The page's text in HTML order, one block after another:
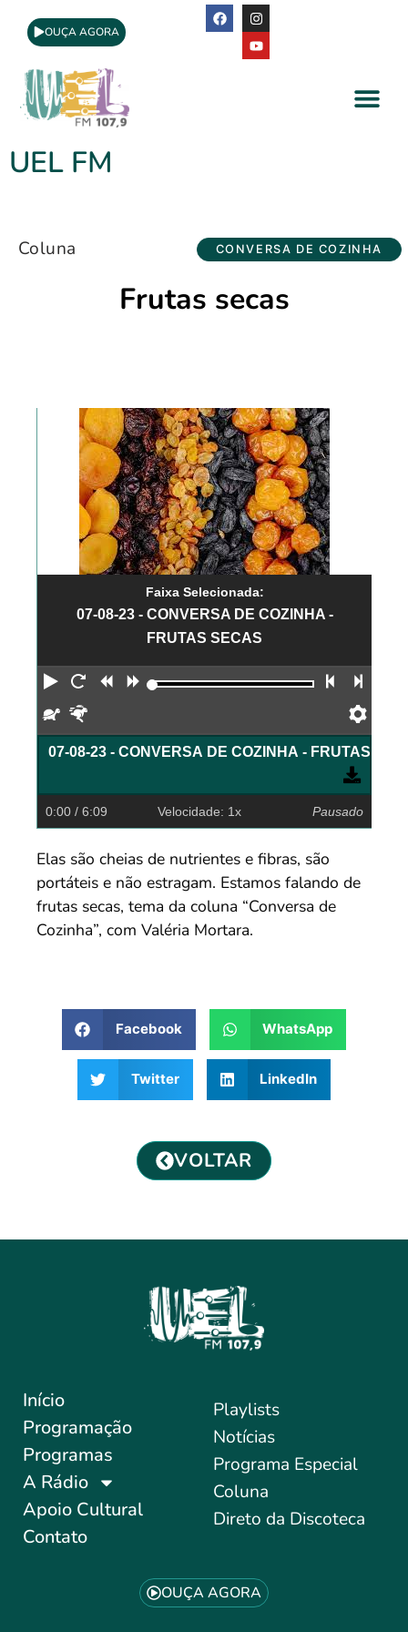
OUÇA AGORA
UEL FM
Coluna CONVERSA DE COZINHA
Frutas secas
Faixa Selecionada:
07-08-23 - CONVERSA DE COZINHA -
FRUTAS SECAS
Reproduzir
Reiniciar
Retroceder
Avançar Faixa
Devagar
07-08-23 - CONVERSA DE COZINHA - FRUTAS
0:00 / 6:09 Velocidade: 1x Pausado
Elas são cheias de nutrientes e fibras, são
portáteis e não estragam. Estamos falando de
frutas secas, tema da coluna “Conversa de
Cozinha”, com Valéria Mortara.
Facebook WhatsApp
Twitter LinkedIn
VOLTAR
Início
Programação
Programas
A Rádio
Apoio Cultural
Contato
Playlists
Notícias
Programa Especial
Coluna
Direto da Discoteca
OUÇA AGORA